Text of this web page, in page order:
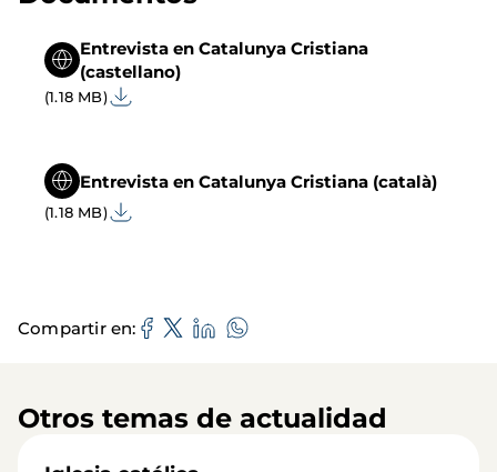
Entrevista en Catalunya Cristiana
(castellano)
(1.18 MB)
Entrevista en Catalunya Cristiana (català)
(1.18 MB)
Compartir en
Otros temas de actualidad